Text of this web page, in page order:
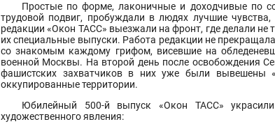
Простые по форме, лаконичные и доходчивые по
трудовой подвиг, пробуждали в людях лучшие
редакции «Окон ТАСС» выезжали на фронт, где делали
их специальные выпуски. Работа редакции не
со знакомым каждому грифом, висевшие на
военной Москвы. На второй день после освобождения
фашистских захватчиков в них уже были
оккупированные территории.
Юбилейный 500-й выпуск «Окон ТАСС»
художественного явления: